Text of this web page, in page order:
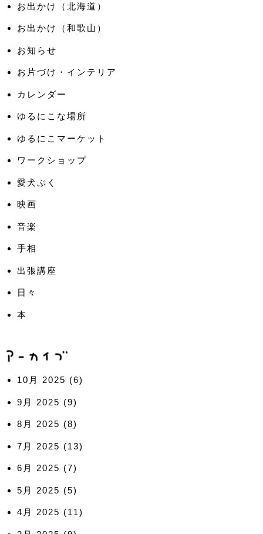
お出かけ（北海道）
お出かけ（和歌山）
お知らせ
お片づけ・インテリア
カレンダー
ゆるにこな場所
ゆるにこマーケット
ワークショップ
愛犬ぷく
映画
音楽
手相
出張講座
日々
本
10月 2025 (6)
9月 2025 (9)
8月 2025 (8)
7月 2025 (13)
6月 2025 (7)
5月 2025 (5)
4月 2025 (11)